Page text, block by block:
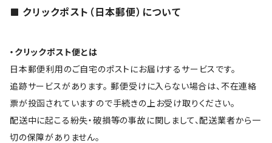
クリックポスト（日本郵便）について
・クリックポスト便とは
日本郵便利用のご自宅のポストにお届けするサービスです。
追跡サービスがあります。 郵便受けに入らない場合は、不在連絡
票が投函されていますので手続きの上お受け取りください。
配送中に起こる紛失・破損等の事故に関しまして、配送業者から一
切の保障がありません。